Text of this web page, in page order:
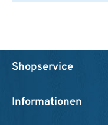
Shopservice
Informationen